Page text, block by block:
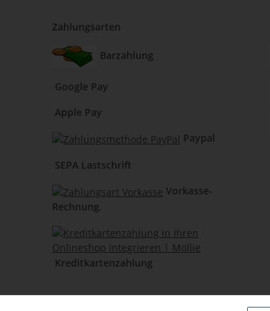
Zahlungsarten
Barzahlung
Google Pay
Apple Pay
Paypal
SEPA Lastschrift
Vorkasse-
Rechnung.
Kreditkartenzahlung